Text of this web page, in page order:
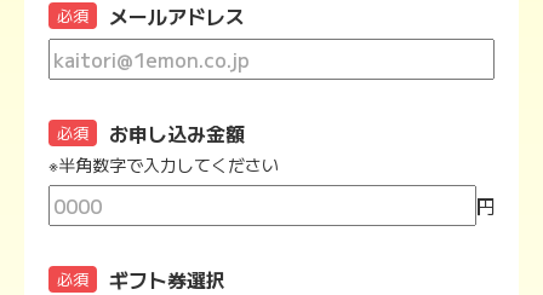
メールアドレス
必須
お申し込み金額
必須
※半角数字で入力してください
円
ギフト券選択
必須